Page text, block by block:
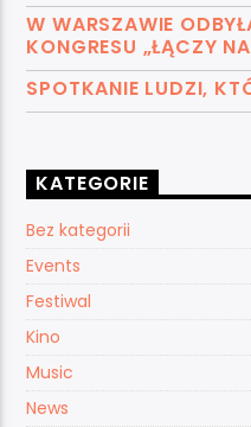
W WARSZAWIE
KONGRESU „ŁĄCZY
SPOTKANIE LUDZI,
KATEGORIE
Bez kategorii
Events
Festiwal
Kino
Music
News